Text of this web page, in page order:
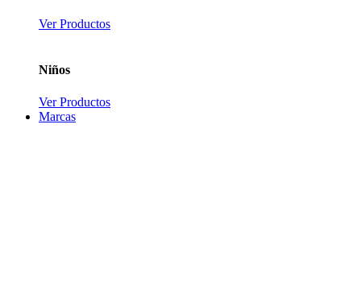
Ver Productos
Niños
Ver Productos
Marcas